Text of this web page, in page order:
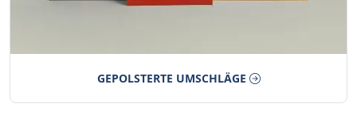
GEPOLSTERTE UMSCHLÄGE